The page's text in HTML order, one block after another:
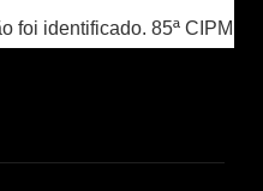
foi identificado. 85ª CIPM